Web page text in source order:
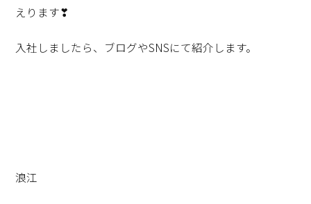
えります❣
入社しましたら、ブログやSNSにて紹介します。
浪江